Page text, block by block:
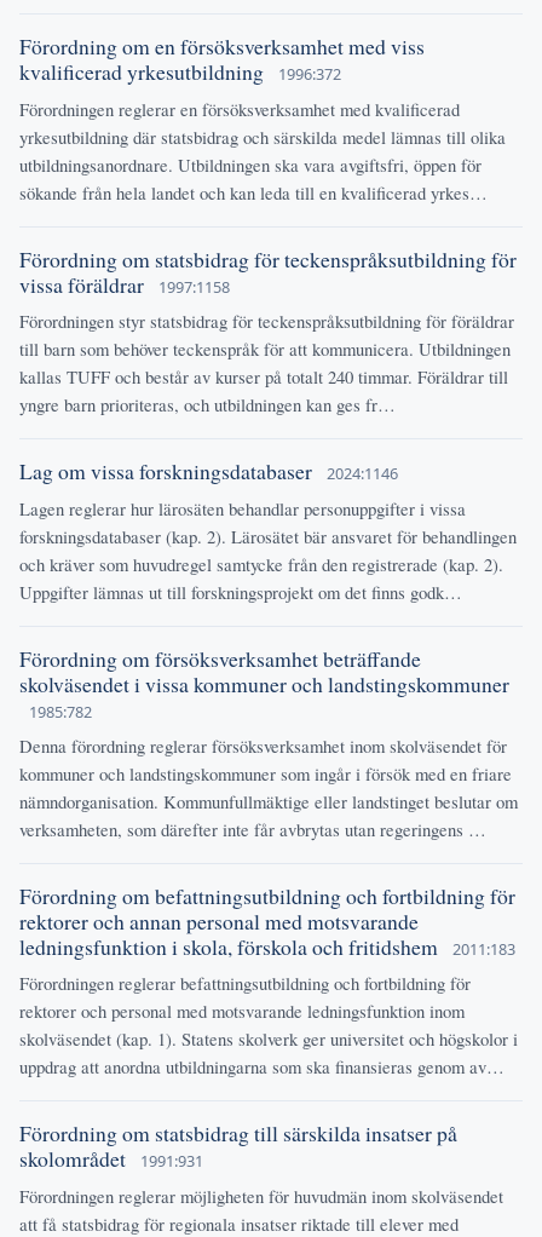
Förordning om en försöksverksamhet med viss
kvalificerad yrkesutbildning
1996:372
Förordningen reglerar en försöksverksamhet med kvalificerad
yrkesutbildning där statsbidrag och särskilda medel lämnas till olika
utbildningsanordnare. Utbildningen ska vara avgiftsfri, öppen för
sökande från hela landet och kan leda till en kvalificerad yrkes…
Förordning om statsbidrag för teckenspråksutbildning för
vissa föräldrar
1997:1158
Förordningen styr statsbidrag för teckenspråksutbildning för föräldrar
till barn som behöver teckenspråk för att kommunicera. Utbildningen
kallas TUFF och består av kurser på totalt 240 timmar. Föräldrar till
yngre barn prioriteras, och utbildningen kan ges fr…
Lag om vissa forskningsdatabaser 2024:1146
Lagen reglerar hur lärosäten behandlar personuppgifter i vissa
forskningsdatabaser (kap. 2). Lärosätet bär ansvaret för behandlingen
och kräver som huvudregel samtycke från den registrerade (kap. 2).
Uppgifter lämnas ut till forskningsprojekt om det finns godk…
Förordning om försöksverksamhet beträffande
skolväsendet i vissa kommuner och landstingskommuner
1985:782
Denna förordning reglerar försöksverksamhet inom skolväsendet för
kommuner och landstingskommuner som ingår i försök med en friare
nämndorganisation. Kommunfullmäktige eller landstinget beslutar om
verksamheten, som därefter inte får avbrytas utan regeringens …
Förordning om befattningsutbildning och fortbildning för
rektorer och annan personal med motsvarande
ledningsfunktion i skola, förskola och fritidshem
2011:183
Förordningen reglerar befattningsutbildning och fortbildning för
rektorer och personal med motsvarande ledningsfunktion inom
skolväsendet (kap. 1). Statens skolverk ger universitet och högskolor i
uppdrag att anordna utbildningarna som ska finansieras genom av…
Förordning om statsbidrag till särskilda insatser på
skolområdet
1991:931
Förordningen reglerar möjligheten för huvudmän inom skolväsendet
att få statsbidrag för regionala insatser riktade till elever med